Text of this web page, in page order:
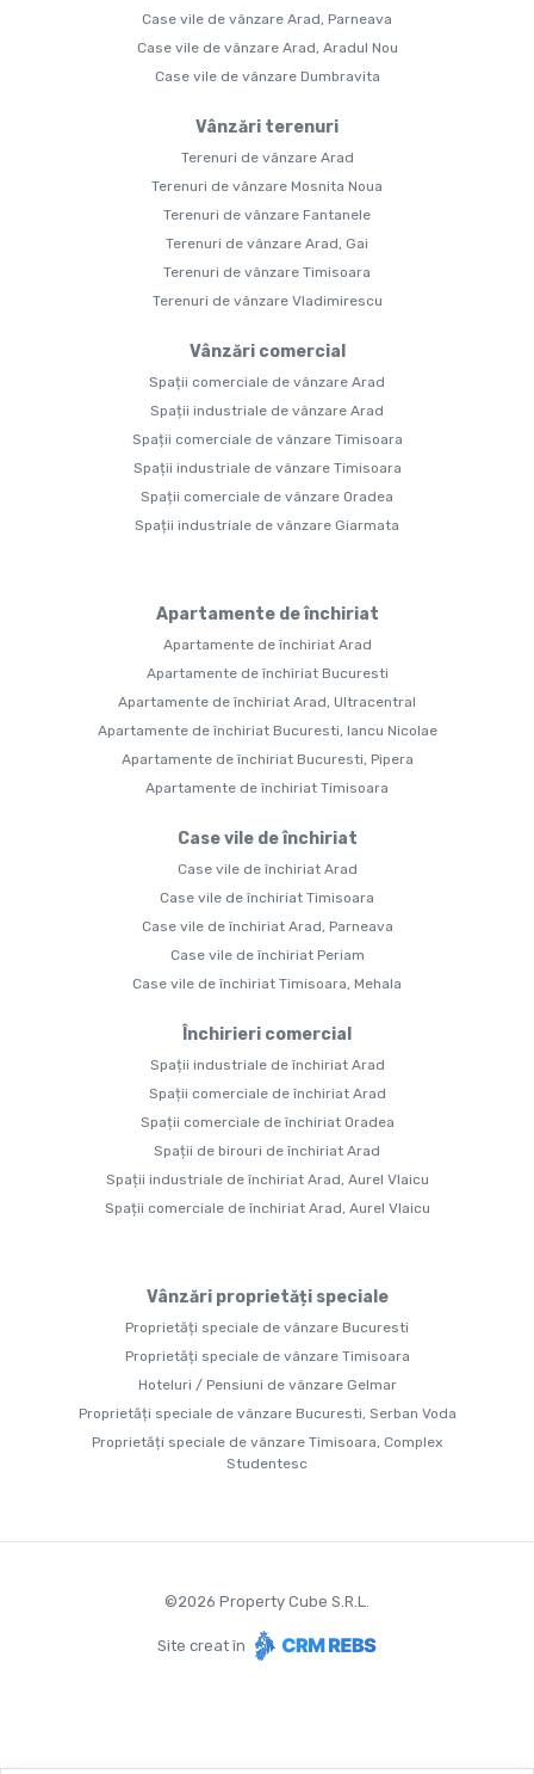
Case vile de vânzare Arad, Parneava
Case vile de vânzare Arad, Aradul Nou
Case vile de vânzare Dumbravita
Vânzări terenuri
Terenuri de vânzare Arad
Terenuri de vânzare Mosnita Noua
Terenuri de vânzare Fantanele
Terenuri de vânzare Arad, Gai
Terenuri de vânzare Timisoara
Terenuri de vânzare Vladimirescu
Vânzări comercial
Spații comerciale de vânzare Arad
Spații industriale de vânzare Arad
Spații comerciale de vânzare Timisoara
Spații industriale de vânzare Timisoara
Spații comerciale de vânzare Oradea
Spații industriale de vânzare Giarmata
Apartamente de închiriat
Apartamente de închiriat Arad
Apartamente de închiriat Bucuresti
Apartamente de închiriat Arad, Ultracentral
Apartamente de închiriat Bucuresti, Iancu Nicolae
Apartamente de închiriat Bucuresti, Pipera
Apartamente de închiriat Timisoara
Case vile de închiriat
Case vile de închiriat Arad
Case vile de închiriat Timisoara
Case vile de închiriat Arad, Parneava
Case vile de închiriat Periam
Case vile de închiriat Timisoara, Mehala
Închirieri comercial
Spații industriale de închiriat Arad
Spații comerciale de închiriat Arad
Spații comerciale de închiriat Oradea
Spații de birouri de închiriat Arad
Spații industriale de închiriat Arad, Aurel Vlaicu
Spații comerciale de închiriat Arad, Aurel Vlaicu
Vânzări proprietăți speciale
Proprietăți speciale de vânzare Bucuresti
Proprietăți speciale de vânzare Timisoara
Hoteluri / Pensiuni de vânzare Gelmar
Proprietăți speciale de vânzare Bucuresti, Serban Voda
Proprietăți speciale de vânzare Timisoara, Complex
Studentesc
©2026 Property Cube S.R.L.
Site creat în